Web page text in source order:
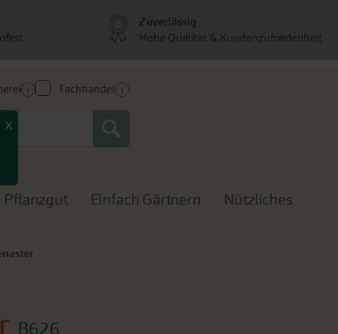
x
Fachhandel
Search
Pflanzgut Einfach Gärtnern Nützliches
B626
Zuverlässig
Hohe Qualität & Kundenzufriedenheit